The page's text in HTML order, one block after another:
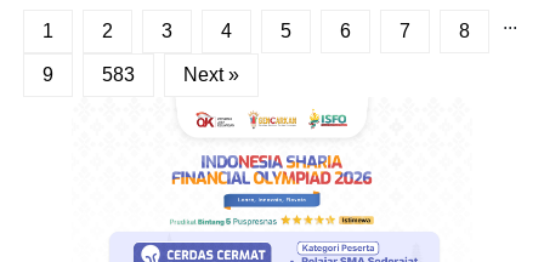
1 2 3 4 5 6 7 8
9
...
583 Next »